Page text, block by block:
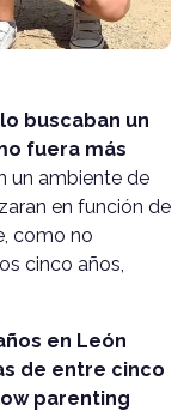
buscaban un
fuera más
un ambiente de
en función de
como no
cinco años,
en León
de entre cinco
parenting